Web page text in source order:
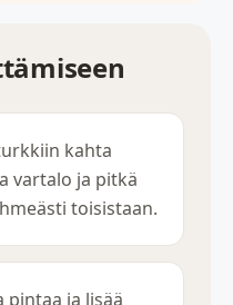
kahta
vartalo ja pitkä
toisistaan.
pintaa ja lisää